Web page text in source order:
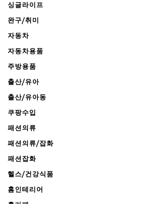
싱글라이프
완구/취미
자동차
자동차용품
주방용품
출산/유아
출산/유아동
쿠팡수입
패션의류
패션의류/잡화
패션잡화
헬스/건강식품
홈인테리어